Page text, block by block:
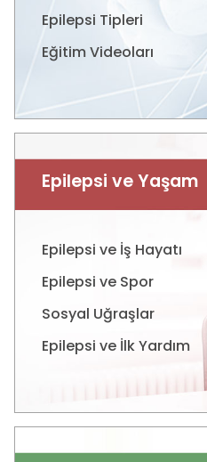
Epilepsi Tipleri
Eğitim Videoları
Epilepsi ve Yaşam
Epilepsi ve İş Hayatı
Epilepsi ve Spor
Sosyal Uğraşlar
Epilepsi ve İlk Yardım